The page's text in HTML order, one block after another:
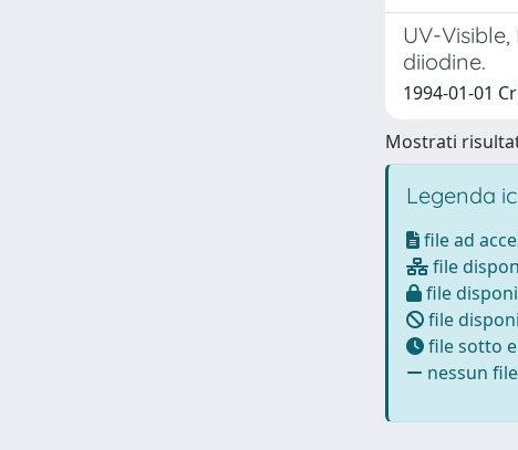
UV-
diiodine.
1994-01-01
Mostrati
Legenda
file ad
file
file
file
file sotto
nessun